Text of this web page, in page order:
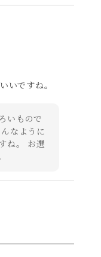
いですね。
いもので
なように
ね。 お選
ー財布を探し